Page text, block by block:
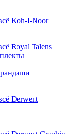
Koh-I-Noor
Royal Talens
Derwent